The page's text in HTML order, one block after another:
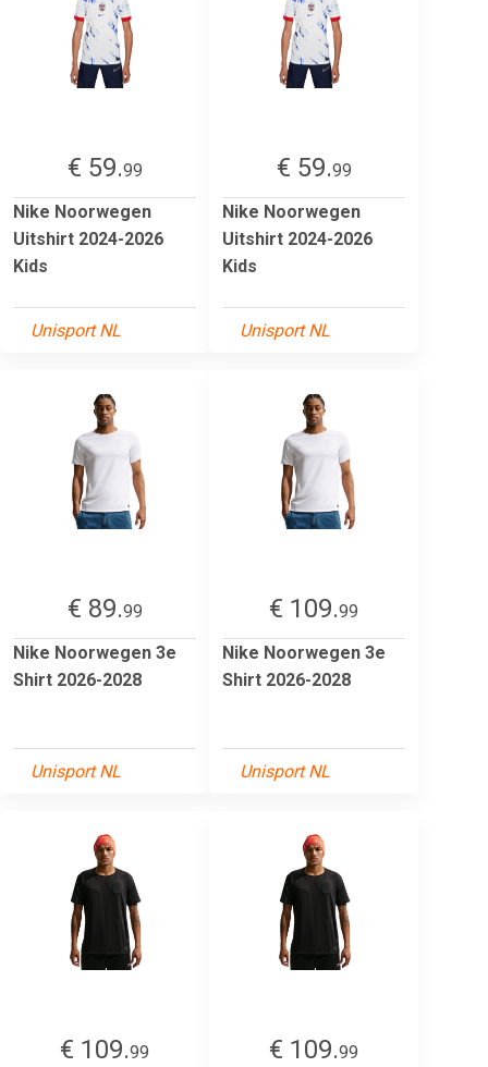
€ 59.99
Nike Noorwegen
Uitshirt 2024-2026
Kids
Unisport NL
€ 59.99
Nike Noorwegen
Uitshirt 2024-2026
Kids
Unisport NL
€ 89.99
Nike Noorwegen 3e
Shirt 2026-2028
Unisport NL
€ 109.99
Nike Noorwegen 3e
Shirt 2026-2028
Unisport NL
€ 109.99 € 109.99